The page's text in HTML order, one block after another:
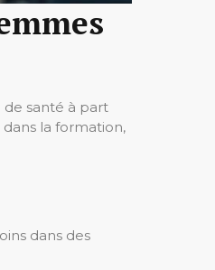
santé à part
la formation,
dans des